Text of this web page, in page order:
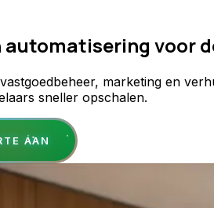
automatisering voor
marketing en
sneller opschalen.
AAN